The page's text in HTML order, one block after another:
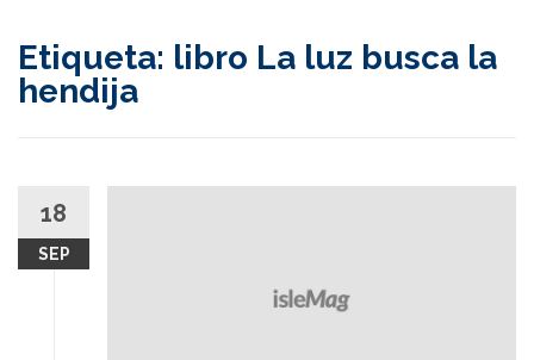
Etiqueta: libro La luz busca la
hendija
18
SEP